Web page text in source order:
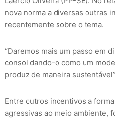
nova norma a diversas outras
recentemente sobre o tema.
“Daremos mais um passo em
consolidando-o como um
produz de maneira
Entre outros incentivos a
agressivas ao meio ambiente,